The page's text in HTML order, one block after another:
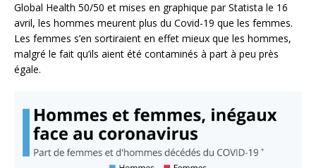
Global Health 50/50 et mises en graphique par Statista le 16
avril, les hommes meurent plus du Covid-19 que les femmes.
Les femmes s’en sortiraient en effet mieux que les hommes,
malgré le fait qu’ils aient été contaminés à part à peu près
égale.